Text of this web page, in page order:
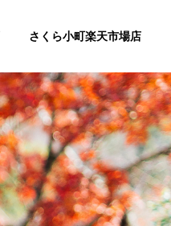
さくら小町楽天市場店